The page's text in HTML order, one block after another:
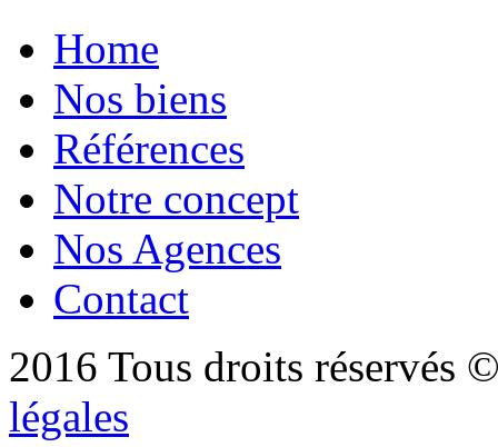
Home
Nos biens
Références
Notre concept
Nos Agences
Contact
2016 Tous droits réservés
légales